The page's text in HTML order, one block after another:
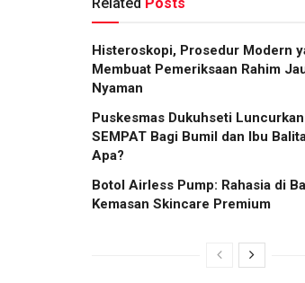
Histeroskopi, Prosedur Modern
Membuat Pemeriksaan Rahim
Nyaman
Puskesmas Dukuhseti
SEMPAT Bagi Bumil dan Ibu
Apa?
Botol Airless Pump: Rahasia di
Kemasan Skincare Premium